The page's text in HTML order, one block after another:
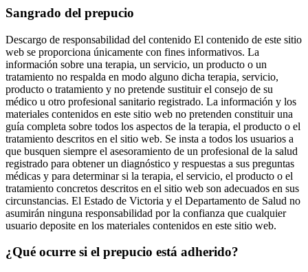
Sangrado del prepucio
Descargo de responsabilidad del contenido El contenido de este sitio
web se proporciona únicamente con fines informativos. La
información sobre una terapia, un servicio, un producto o un
tratamiento no respalda en modo alguno dicha terapia, servicio,
producto o tratamiento y no pretende sustituir el consejo de su
médico u otro profesional sanitario registrado. La información y los
materiales contenidos en este sitio web no pretenden constituir una
guía completa sobre todos los aspectos de la terapia, el producto o el
tratamiento descritos en el sitio web. Se insta a todos los usuarios a
que busquen siempre el asesoramiento de un profesional de la salud
registrado para obtener un diagnóstico y respuestas a sus preguntas
médicas y para determinar si la terapia, el servicio, el producto o el
tratamiento concretos descritos en el sitio web son adecuados en sus
circunstancias. El Estado de Victoria y el Departamento de Salud no
asumirán ninguna responsabilidad por la confianza que cualquier
usuario deposite en los materiales contenidos en este sitio web.
¿Qué ocurre si el prepucio está adherido?